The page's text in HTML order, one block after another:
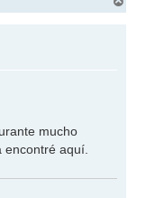
r
mucho
aquí.